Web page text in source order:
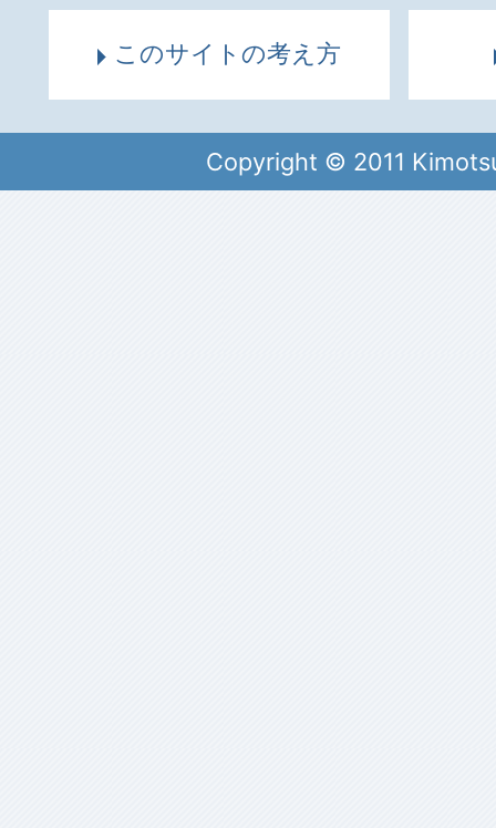
このサイトの考え方
Copyright © 2011